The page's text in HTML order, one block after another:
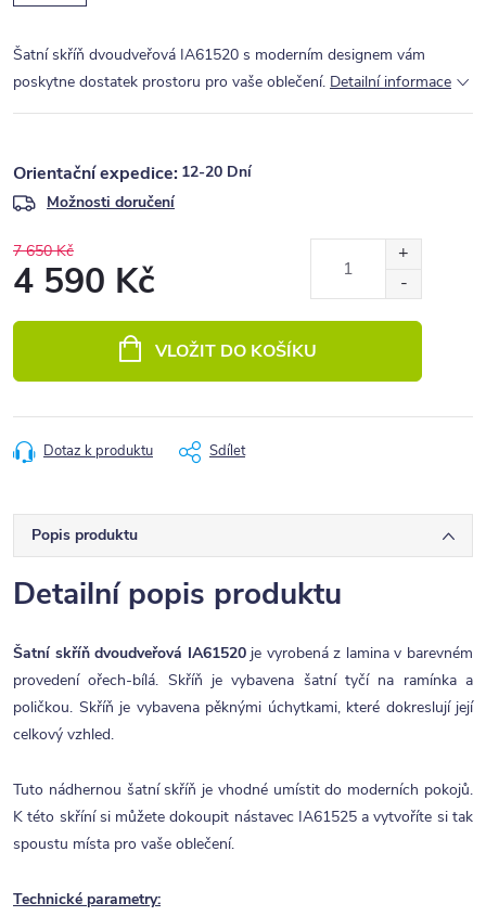
Šatní skříň dvoudveřová IA61520 s moderním designem vám
poskytne dostatek prostoru pro vaše oblečení. Detailní informace
12-20 Dní
Možnosti doručení
7 650 Kč
4 590 Kč
VLOŽIT DO KOŠÍKU
Dotaz k produktu Sdílet
Popis produktu
Detailní popis produktu
Šatní skříň dvoudveřová IA61520je vyrobená z lamina v barevném
provedení ořech-bílá. Skříň je vybavena šatní tyčí na ramínka a
poličkou. Skříň je vybavena pěknými úchytkami, které dokreslují její
celkový vzhled.
Tuto nádhernou šatní skříň je vhodné umístit do moderních pokojů.
K této skříní si můžete dokoupit nástavec IA61525 a vytvoříte si tak
spoustu místa pro vaše oblečení.
Technické parametry: